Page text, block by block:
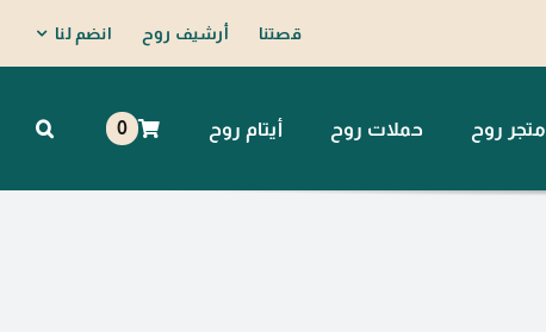
قصتنا أرشيف روح انضم لنا
متجر روح حملات روح أيتام روح 0